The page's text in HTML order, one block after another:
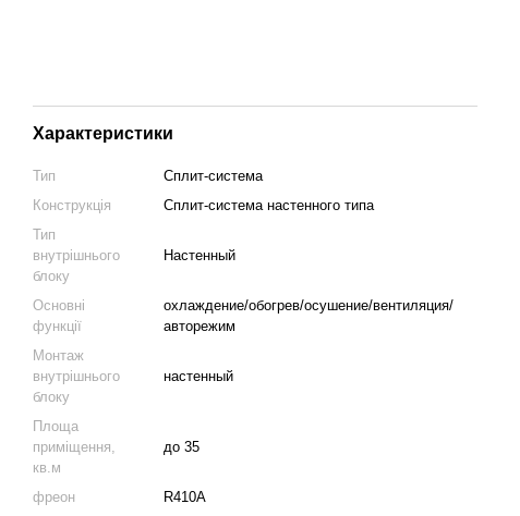
Характеристики
Тип
Сплит-система
Конструкція
Cплит-система настенного типа
Тип
внутрішнього
блоку
Настенный
Основні
функції
охлаждение/обогрев/осушение/вентиляция/
авторежим
Монтаж
внутрішнього
блоку
настенный
Площа
приміщення,
кв.м
до 35
фреон
R410A